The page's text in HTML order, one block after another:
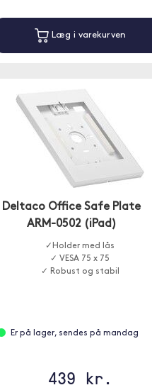
Læg i varekurven
Deltaco Office Safe Plate
ARM-0502 (iPad)
✓Holder med lås
✓ VESA 75 x 75
✓ Robust og stabil
Er på lager, sendes på mandag
439 kr.